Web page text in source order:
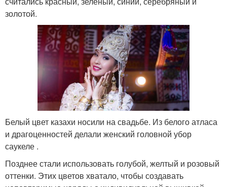
золотой.
Белый цвет казахи носили на свадьбе. Из белого атласа
и драгоценностей делали женский головной убор
саукеле .
Позднее стали использовать голубой, желтый и розовый
оттенки. Этих цветов хватало, чтобы создавать